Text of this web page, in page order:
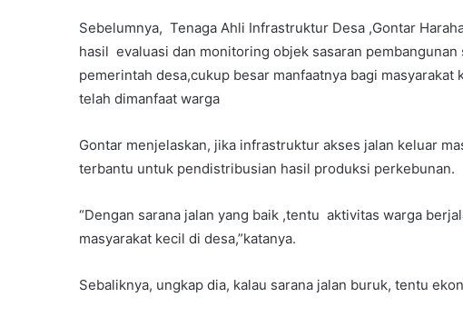
Sebelumnya, Tenaga Ahli Infrastruktur Desa ,Gontar
hasil evaluasi dan monitoring objek sasaran
pemerintah desa,cukup besar manfaatnya bagi
telah dimanfaat warga
Gontar menjelaskan, jika infrastruktur akses jalan keluar
terbantu untuk pendistribusian hasil produksi perkebunan.
“Dengan sarana jalan yang baik ,tentu aktivitas warga
masyarakat kecil di desa,”katanya.
Sebaliknya, ungkap dia, kalau sarana jalan buruk, tentu